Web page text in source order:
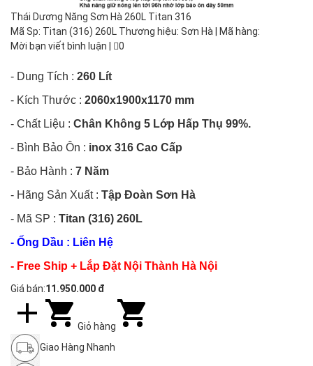
Thái Dương Năng Sơn Hà 260L Titan 316
Mã Sp: Titan (316) 260L Thương hiệu: Sơn Hà | Mã hàng:
Mời bạn viết bình luận
0
- Dung Tích : 260 Lít
- Kích Thước : 2060x1900x1170 mm
- Chất Liệu : Chân Không 5 Lớp Hấp Thụ 99%.
- Bình Bảo Ôn : inox 316 Cao Cấp
- Bảo Hành : 7 Năm
- Hãng Sản Xuất : Tập Đoàn Sơn Hà
- Mã SP : Titan (316) 260L
- Ống Dầu : Liên Hệ
- Free Ship + Lắp Đặt Nội Thành Hà Nội
Giá bán:11.950.000 đ
Giỏ hàng
Giao Hàng Nhanh